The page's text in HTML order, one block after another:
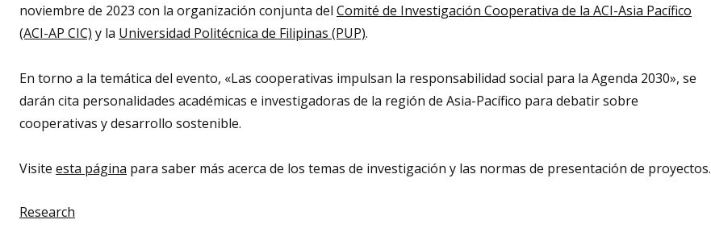
noviembre de 2023 con la organización conjunta del Comité de Investigación Cooperativa de la ACI-Asia Pacífico
(ACI-AP CIC) y la Universidad Politécnica de Filipinas (PUP).
En torno a la temática del evento, «Las cooperativas impulsan la responsabilidad social para la Agenda 2030», se
darán cita personalidades académicas e investigadoras de la región de Asia-Pacífico para debatir sobre
cooperativas y desarrollo sostenible.
Visite esta página para saber más acerca de los temas de investigación y las normas de presentación de proyectos.
Research